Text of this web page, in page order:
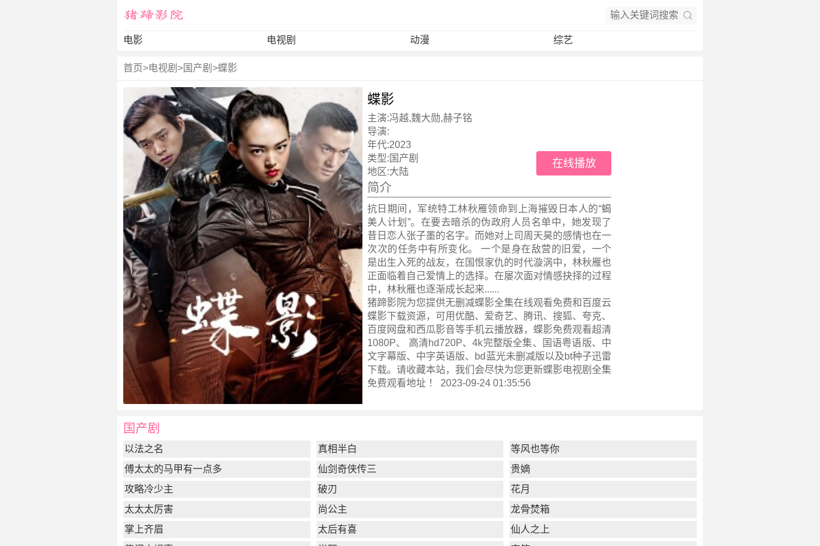
电影 电视剧 动漫 综艺
首页>电视剧 >国产剧 >蝶影
蝶影
主演:冯越,魏大勋,赫子铭
导演:
年代:2023
类型: 国产剧
地区:大陆
在线播放
简介
抗日期间，军统特工林秋雁领命到上海摧毁日本人的“蝎
美人计划”。在要去暗杀的伪政府人员名单中，她发现了
昔日恋人张子墨的名字。而她对上司周天昊的感情也在一
次次的任务中有所变化。 一个是身在敌营的旧爱，一个
是出生入死的战友，在国恨家仇的时代漩涡中，林秋雁也
正面临着自己爱情上的选择。在屡次面对情感抉择的过程
中，林秋雁也逐渐成长起来......
猪蹄影院为您提供无删减蝶影全集在线观看免费和百度云
蝶影下载资源，可用优酷、爱奇艺、腾讯、搜狐、夸克、
百度网盘和西瓜影音等手机云播放器，蝶影免费观看超清
1080P、 高清hd720P、4k完整版全集、国语粤语版、中
文字幕版、中字英语版、bd蓝光未删减版以及bt种子迅雷
下载。请收藏本站，我们会尽快为您更新蝶影电视剧全集
免费观看地址 ！ 2023-09-24 01:35:56
国产剧
以法之名 真相半白
等风也等你
傅太太的马甲有一点多
仙剑奇侠传三
贵嫡
攻略冷少主
破刃
花月
太太太厉害
尚公主
龙骨焚箱
掌上齐眉
太后有喜
仙人之上